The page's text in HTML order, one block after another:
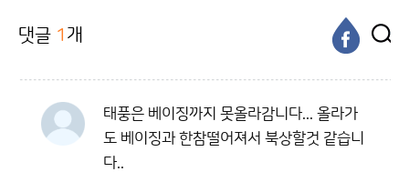
댓글 1 개
태풍은 베이징까지 못올라감니다... 올라가
도 베이징과 한참떨어져서 북상할것 같습니
다..